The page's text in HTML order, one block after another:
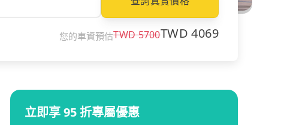
您的車資預估TWD5700TWD4069
立即享 95 折專屬優惠